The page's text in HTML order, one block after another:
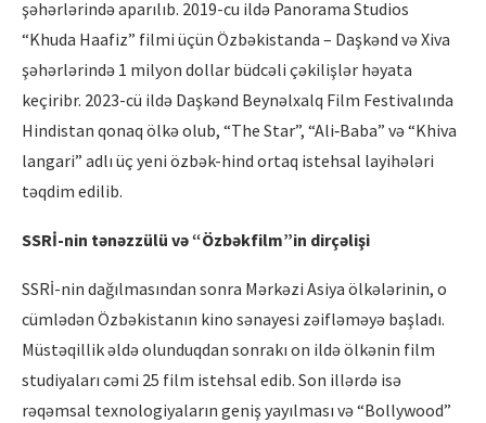
şəhərlərində aparılıb. 2019-cu ildə Panorama Studios
“Khuda Haafiz” filmi üçün Özbəkistanda – Daşkənd və Xiva
şəhərlərində 1 milyon dollar büdcəli çəkilişlər həyata
keçiribr. 2023-cü ildə Daşkənd Beynəlxalq Film Festivalında
Hindistan qonaq ölkə olub, “The Star”, “Ali‑Baba” və “Khiva
langari” adlı üç yeni özbək-hind ortaq istehsal layihələri
təqdim edilib.
SSRİ-nin tənəzzülü və “Özbəkfilm”in dirçəlişi
SSRİ-nin dağılmasından sonra Mərkəzi Asiya ölkələrinin, o
cümlədən Özbəkistanın kino sənayesi zəifləməyə başladı.
Müstəqillik əldə olunduqdan sonrakı on ildə ölkənin film
studiyaları cəmi 25 film istehsal edib. Son illərdə isə
rəqəmsal texnologiyaların geniş yayılması və “Bollywood”